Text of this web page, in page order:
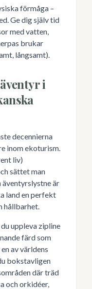
förmåga –
Ge dig själv tid
med vatten,
brukar
långsamt).
i
decennierna
inom ekoturism.
liv)
sättet man
äventyrslystne är
land en perfekt
hållbarhet.
uppleva zipline
färd som
av världens
bokstavligen
där träd
och orkidéer,